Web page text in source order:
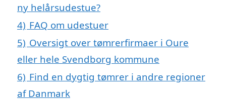
ny helårsudestue?
4) FAQ om udestuer
5) Oversigt over tømrerfirmaer i Oure
eller hele Svendborg kommune
6) Find en dygtig tømrer i andre regioner
af Danmark